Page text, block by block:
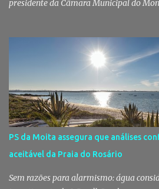
presidente da Câmara Municipal do
decorreu com total transparência,
legais e apenas avançou para ajuste
concursos públicos terem ficado
dúvidas sobre a adjudicação da nova
do Montijo veio a público responder às
torno da adjudicação da construção do
Pegões, uma empreitada de cerca de
ganhou destaque após uma notícia
jornal questionou, entre outros aspetos,
e a escolha da empresa adjudicatária,
PS da Moita assegura que análises
aceitável da Praia do Rosário
Sem razões para alarmismo: água